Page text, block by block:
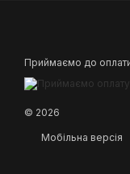
Приймаємо до
© 2026
Мобільна версія